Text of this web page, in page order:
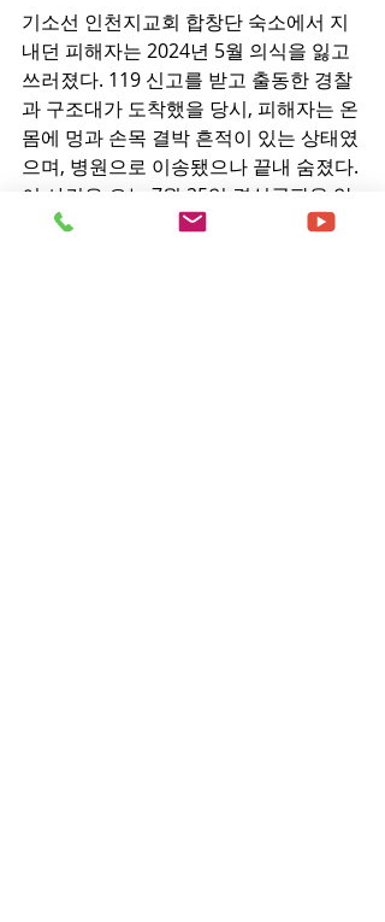
기소선 인천지교회 합창단 숙소에서 지
내던 피해자는 2024년 5월 의식을 잃고
쓰러졌다. 119 신고를 받고 출동한 경찰
과 구조대가 도착했을 당시, 피해자는 온
몸에 멍과 손목 결박 흔적이 있는 상태였
으며, 병원으로 이송됐으나 끝내 숨졌다.
이 사건은 오는 7월 25일 결심공판을 앞
두고 있다.